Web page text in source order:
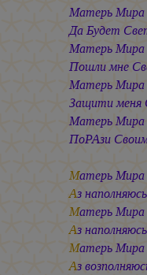
Матерь Мира
Да Будет
Матерь Мира
Пошли мне
Матерь Мира
Защити меня
Матерь Мира
ПоРАзи
Матерь Мира
Аз
Матерь Мира
Аз
Матерь Мира
Аз